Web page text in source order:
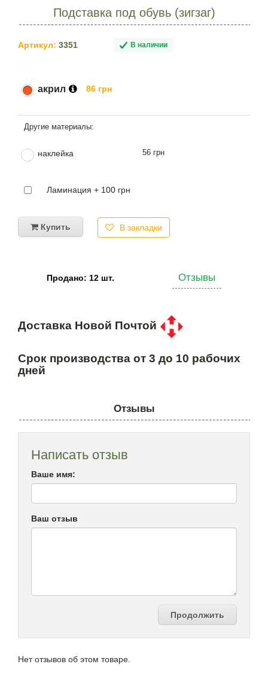
Подставка под обувь (зигзаг)
Артикул: 3351 В наличии
акрил 86 грн
наклейка 56 грн
Ламинация + 100 грн
Купить В закладки
Продано: 12 шт. Отзывы
Доставка Новой Почтой
Срок производства от 3 до 10 рабочих
дней
Отзывы
Написать отзыв
Ваше имя:
Ваш отзыв
Продолжить
Нет отзывов об этом товаре.